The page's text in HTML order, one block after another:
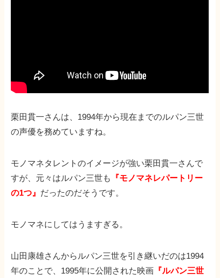
栗田貫一さんは、1994年から現在までのルパン三世
の声優を務めていますね。
モノマネタレントのイメージが強い栗田貫一さんで
すが、元々はルパン三世も
『モノマネレパートリー
の1つ』 だったのだそうです。
モノマネにしてはうますぎる。
山田康雄さんからルパン三世を引き継いだのは1994
年のことで、1995年に公開された映画 『ルパン三世